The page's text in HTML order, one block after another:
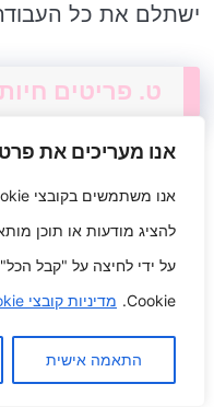
אנו מעריכים את
להציג מודעות או תוכן
על ידי לחיצה על "קבל
Cookie. מדיניות קובצי Cookie
התאמה אישית
ישתלם את כל
ט. פריטים
פריטים נשים קיימא
שיטה מצוינת ללמד
האינדיבידואלי
כדי לתת הגנה ל
מושגים למתנות
מחמד: